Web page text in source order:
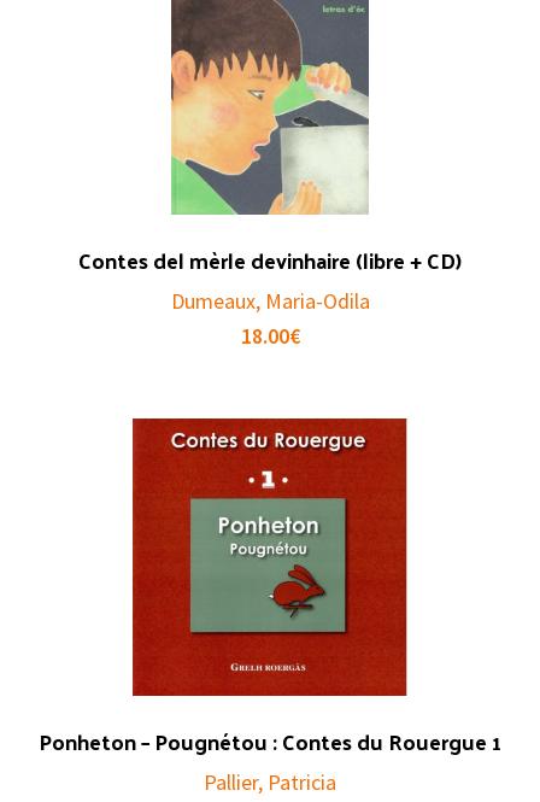
Contes del mèrle devinhaire (libre + CD)
Dumeaux, Maria-Odila
18.00€
Ponheton – Pougnétou : Contes du Rouergue 1
Pallier, Patricia